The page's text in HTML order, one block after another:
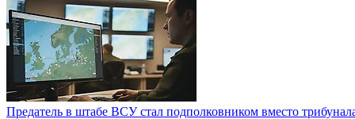
Предатель в штабе ВСУ стал подполковником вместо